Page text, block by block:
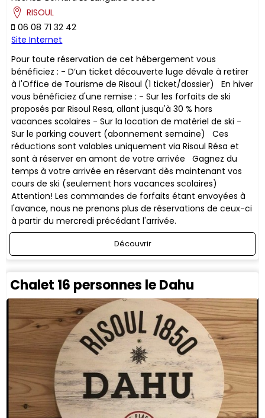
RISOUL
06 08 71 32 42
Site Internet
Pour toute réservation de cet hébergement vous
bénéficiez : - D’un ticket découverte luge dévale à retirer
à l'Office de Tourisme de Risoul (1 ticket/dossier) En hiver
vous bénéficiez d'une remise : - Sur les forfaits de ski
proposés par Risoul Resa, allant jusqu'à 30 % hors
vacances scolaires - Sur la location de matériel de ski -
Sur le parking couvert (abonnement semaine) ​Ces
réductions sont valables uniquement via Risoul Résa et
sont à réserver en amont de votre arrivée Gagnez du
temps à votre arrivée en réservant dès maintenant vos
cours de ski (seulement hors vacances scolaires)
Attention! Les commandes de forfaits étant envoyées à
l'avance, nous ne prenons plus de réservations de ceux-ci
à partir du mercredi précédant l'arrivée.
Découvrir
Chalet 16 personnes le Dahu